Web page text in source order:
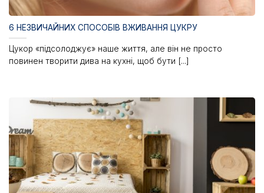
6 НЕЗВИЧАЙНИХ СПОСОБІВ ВЖИВАННЯ ЦУКРУ
Цукор «підсолоджує» наше життя, але він не просто
повинен творити дива на кухні, щоб бути [...]